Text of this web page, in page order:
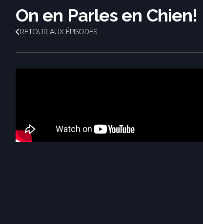
On en Parles en Chien!
RETOUR AUX ÉPISODES